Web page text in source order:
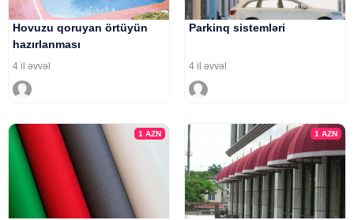
Hovuzu qoruyan örtüyün
hazırlanması
4 il əvvəl
Parkinq sistemləri
4 il əvvəl
1AZN 1 AZN